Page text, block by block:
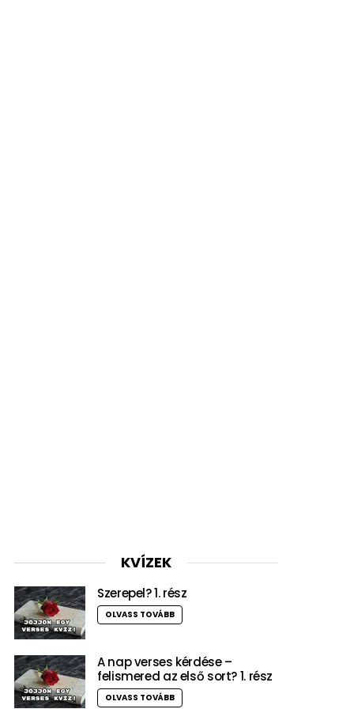
KVÍZEK
Szerepel? 1. rész
OLVASS TOVÁBB
A nap verses kérdése –
felismered az első sort? 1. rész
OLVASS TOVÁBB